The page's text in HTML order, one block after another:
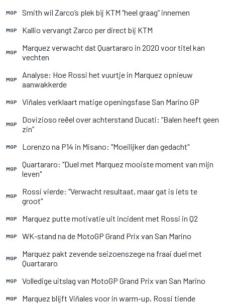
MGP Smith wil Zarco’s plek bij KTM “heel graag” innemen
MGP Kallio vervangt Zarco per direct bij KTM
MGP
Marquez verwacht dat Quartararo in 2020 voor titel kan
vechten
MGP
Analyse: Hoe Rossi het vuurtje in Marquez opnieuw
aanwakkerde
MGP Viñales verklaart matige openingsfase San Marino GP
MGP
Dovizioso reëel over achterstand Ducati: “Balen heeft geen
zin”
MGP Lorenzo na P14 in Misano: "Moeilijker dan gedacht"
MGP
Quartararo: "Duel met Marquez mooiste moment van mijn
leven"
MGP
Rossi vierde: "Verwacht resultaat, maar gat is iets te
groot"
MGP Marquez putte motivatie uit incident met Rossi in Q2
MGP WK-stand na de MotoGP Grand Prix van San Marino
MGP
Marquez pakt zevende seizoenszege na fraai duel met
Quartararo
MGP Volledige uitslag van MotoGP Grand Prix van San Marino
MGP Marquez blijft Viñales voor in warm-up, Rossi tiende